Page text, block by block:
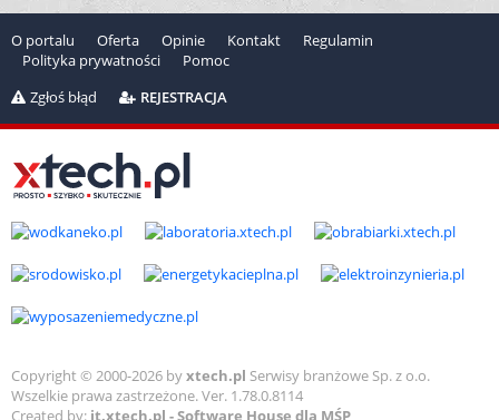
O portalu Oferta Opinie Kontakt
Regulamin
Polityka prywatności
Pomoc
Zgłoś błąd
REJESTRACJA
Copyright © 2000-2026 byxtech.pl Serwisy branżowe Sp. z o.o.
Wszelkie prawa zastrzeżone. Ver. 1.78.0.8114
Created by: it.xtech.pl - Software House dla MŚP